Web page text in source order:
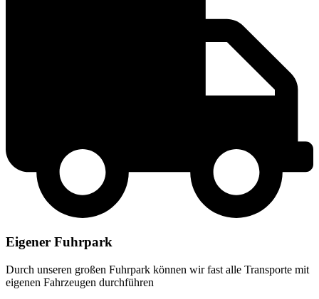
Eigener Fuhrpark
Durch unseren großen Fuhrpark können wir fast alle Transporte mit
eigenen Fahrzeugen durchführen